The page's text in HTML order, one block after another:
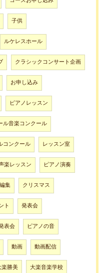
子供
ルケレスホール
クラシックコンサート企画
お申し込み
ピアノレッスン
ル音楽コンクール
コンクール レッスン室
楽レッスン ピアノ演奏
編集 クリスマス
ト 発表会
表会 ピアノの音
動画 動画配信
楽勝美 大楽音楽学校